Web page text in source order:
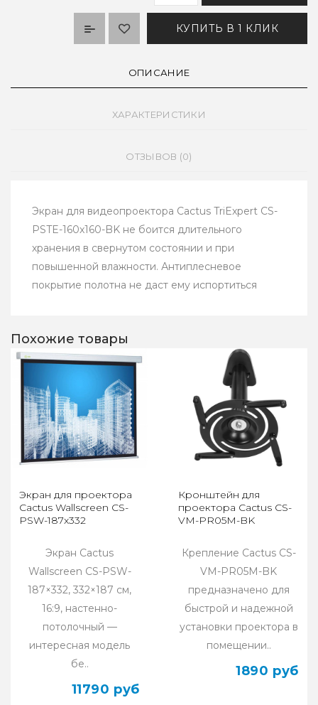
КУПИТЬ В 1 КЛИК
ОПИСАНИЕ
ХАРАКТЕРИСТИКИ
ОТЗЫВОВ (0)
Экран для видеопроектора Cactus TriExpert CS-
PSTE-160x160-BK не боится длительного
хранения в свернутом состоянии и при
повышенной влажности. Антиплесневое
покрытие полотна не даст ему испортиться
Похожие товары
Экран для проектора
Cactus Wallscreen CS-
PSW-187x332
Экран Cactus
Wallscreen CS-PSW-
187×332, 332×187 см,
16:9, настенно-
потолочный —
интересная модель
бе..
11790 руб
Кронштейн для
проектора Cactus CS-
VM-PR05M-BK
Крепление Cactus CS-
VM-PR05M-BK
предназначено для
быстрой и надежной
установки проектора в
помещении..
1890 руб